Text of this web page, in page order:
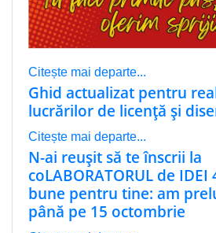
Citește mai departe...
Ghid actualizat pentru
lucrărilor de licență și
Citește mai departe...
N-ai reușit să te înscrii la
coLABORATORUL de
bune pentru tine: am
până pe 15 octombrie